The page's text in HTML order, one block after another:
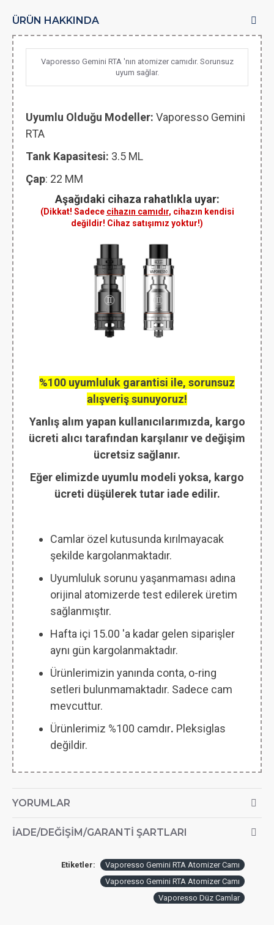
ÜRÜN HAKKINDA
Vaporesso Gemini RTA 'nın atomizer camıdır. Sorunsuz
uyum sağlar.
Uyumlu Olduğu Modeller: Vaporesso Gemini
RTA
Tank Kapasitesi: 3.5 ML
Çap: 22 MM
Aşağıdaki cihaza rahatlıkla uyar:
(Dikkat! Sadece cihazın camıdır, cihazın kendisi
değildir! Cihaz satışımız yoktur!)
%100 uyumluluk garantisi ile, sorunsuz
alışveriş sunuyoruz!
Yanlış alım yapan kullanıcılarımızda, kargo
ücreti alıcı tarafından karşılanır ve değişim
ücretsiz sağlanır.
Eğer elimizde uyumlu modeli yoksa, kargo
ücreti düşülerek tutar iade edilir.
Camlar özel kutusunda kırılmayacak
şekilde kargolanmaktadır.
Uyumluluk sorunu yaşanmaması adına
orijinal atomizerde test edilerek üretim
sağlanmıştır.
Hafta içi 15.00 'a kadar gelen siparişler
aynı gün kargolanmaktadır.
Ürünlerimizin yanında conta, o-ring
setleri bulunmamaktadır. Sadece cam
mevcuttur.
Ürünlerimiz %100 camdır. Pleksiglas
değildir.
YORUMLAR
İADE/DEĞIŞIM/GARANTI ŞARTLARI
Etiketler:
Vaporesso Gemini RTA Atomizer Camı
Vaporesso Gemini RTA Atomizer Camı
Vaporesso Düz Camlar